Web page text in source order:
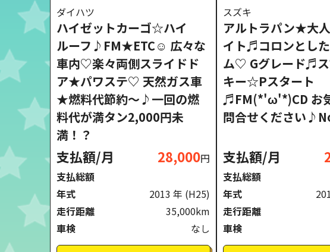
ダイハツ
ハイゼットカーゴ☆ハイ
ルーフ♪FM★ETC☺ 広々な
車内♡楽々両側スライドド
ア★パワステ♡ 天然ガス車
★燃料代節約～♪一回の燃
料代が満タン2,000円未
満！？
支払額/月 28,000円
支払総額
年式
2013 年 (H25)
走行距離
35,000km
車検
なし
スズキ
アルトラパン★大
イト♬コロンとし
ム♡ Gグレード♬ス
キー☆Pスタート
♬FM(*'ω'*)CD お
問合せください
支払額/月
支払総額
年式
走行距離
車検